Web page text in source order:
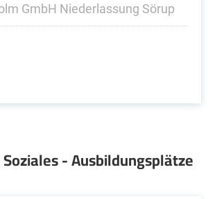
GmbH Niederlassung Sörup
- Ausbildungsplätze